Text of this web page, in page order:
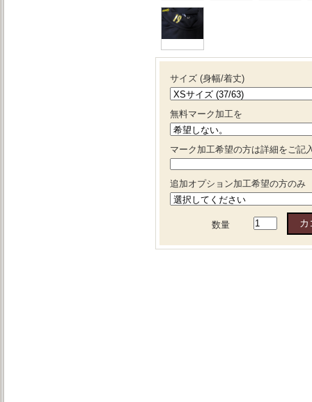
サイズ (身幅/着丈)
無料マーク加工を
マーク加工希望の方は詳細をご記
追加オプション加工希望の方のみ
数量